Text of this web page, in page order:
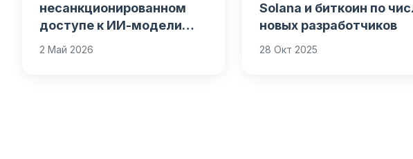
несанкционированном
доступе к ИИ-модели
Mythos
2 Май 2026
Solana и биткоин по
новых разработчиков
28 Окт 2025